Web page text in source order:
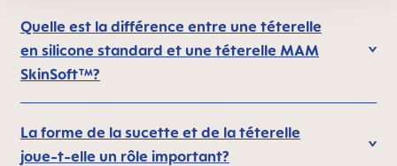
Quelle est la différence entre une téterelle
en silicone standard et une téterelle MAM
SkinSoft™?
La forme de la sucette et de la téterelle
joue-t-elle un rôle important?